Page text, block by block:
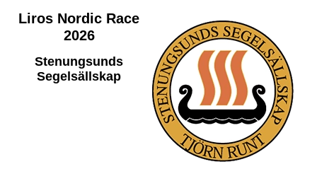
Liros Nordic Race
2026
Stenungsunds
Segelsällskap